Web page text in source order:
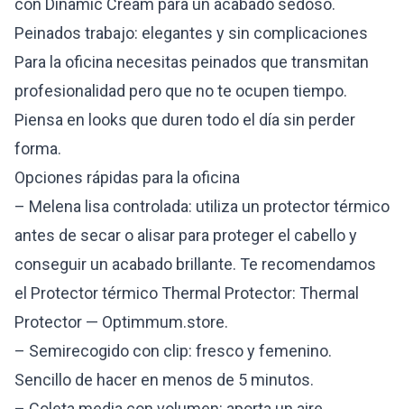
con Dinamic Cream para un acabado sedoso.
Peinados trabajo: elegantes y sin complicaciones
Para la oficina necesitas peinados que transmitan
profesionalidad pero que no te ocupen tiempo.
Piensa en looks que duren todo el día sin perder
forma.
Opciones rápidas para la oficina
– Melena lisa controlada: utiliza un protector térmico
antes de secar o alisar para proteger el cabello y
conseguir un acabado brillante. Te recomendamos
el Protector térmico Thermal Protector: Thermal
Protector — Optimmum.store.
– Semirecogido con clip: fresco y femenino.
Sencillo de hacer en menos de 5 minutos.